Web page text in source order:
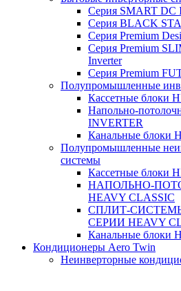
Серия SMART DC
Серия BLACK
Серия Premium
Серия Premium
Inverter
Серия Premium
Полупромышленные
Кассетные блоки
Напольно-
INVERTER
Канальные блоки
Полупромышленные
системы
Кассетные блоки
НАПОЛЬНО-
HEAVY CLASSIC
СПЛИТ-
СЕРИИ HEAVY
Канальные блоки
Кондиционеры Aero Twin
Неинверторные